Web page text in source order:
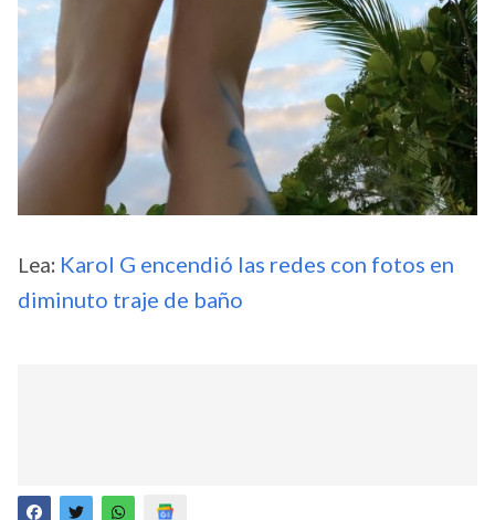
Lea: Karol G encendió las redes con fotos en
diminuto traje de baño